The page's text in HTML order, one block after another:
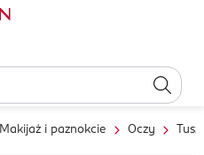
Makijaż i paznokcie Oczy